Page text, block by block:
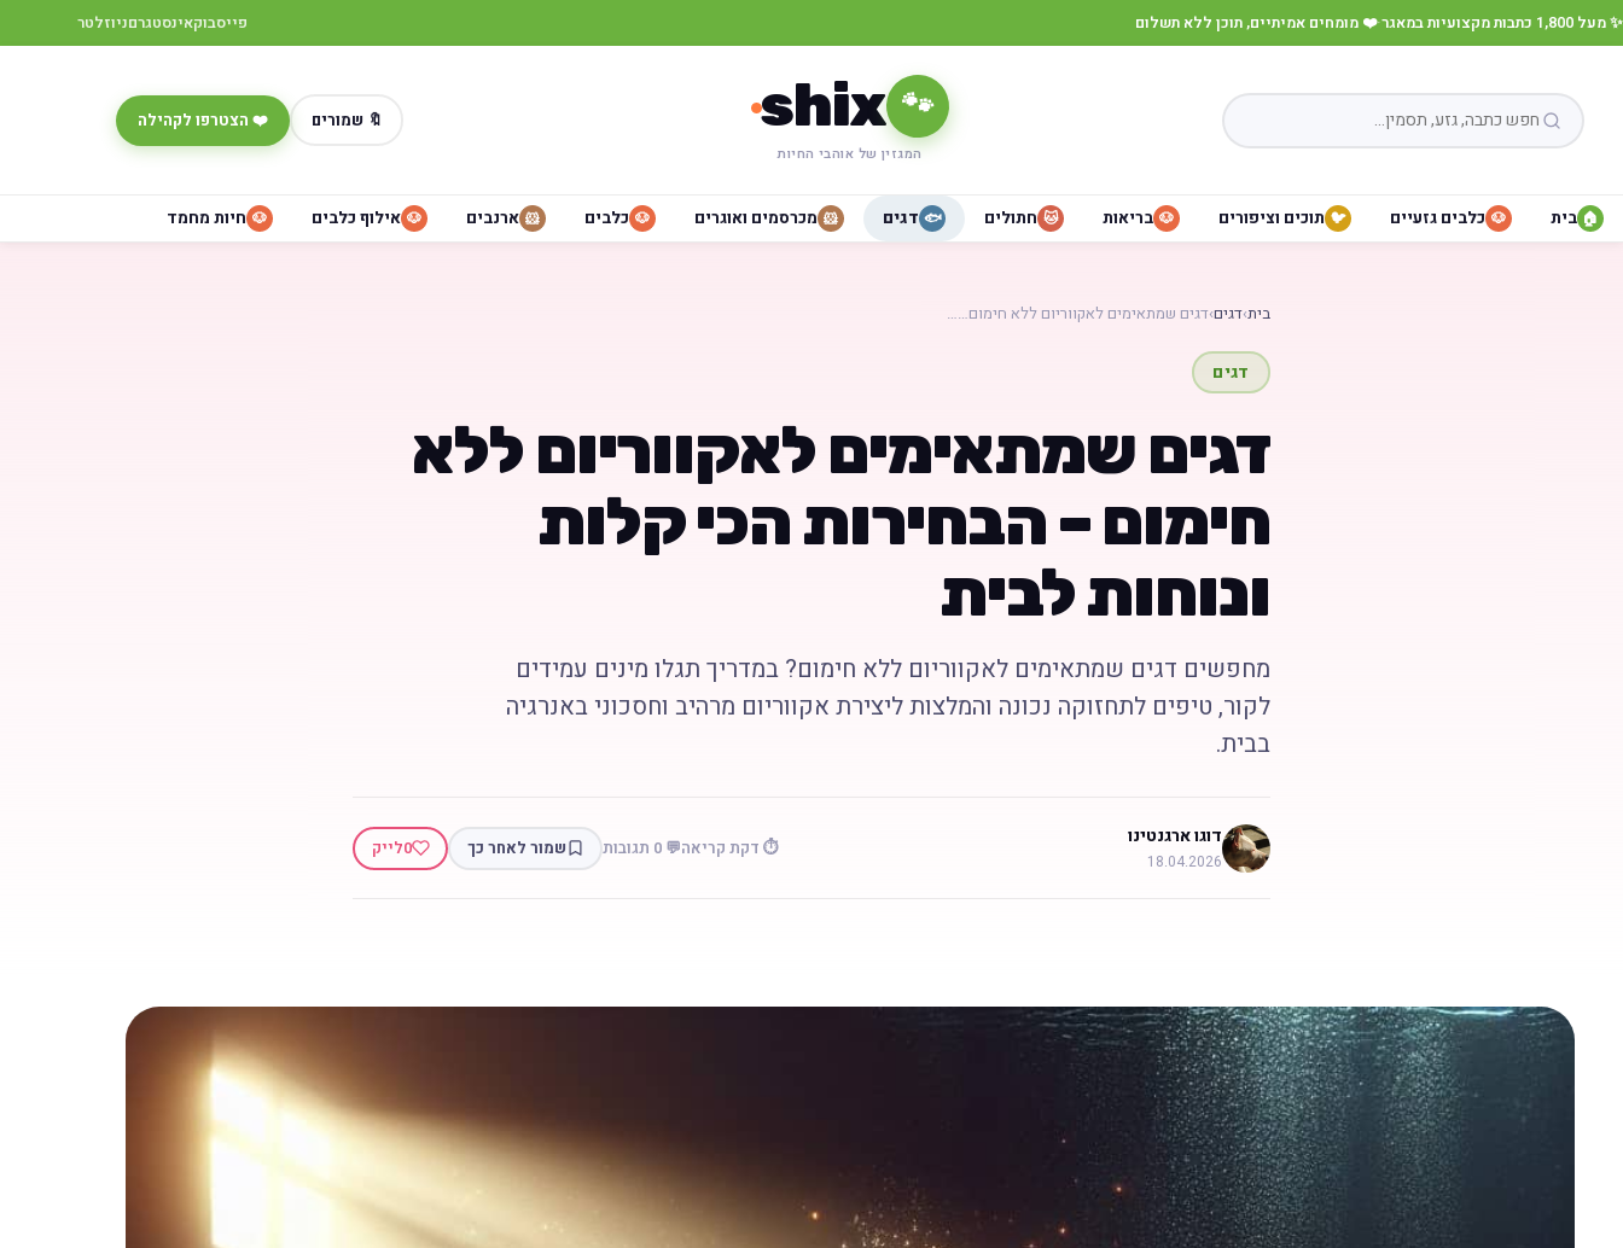
✨ מעל 1,800 כתבות מקצועיות במאגר ·❤️ מומחים אמיתיים, תוכן ללא תשלום פייסבוקאינסטגרםניוזלטר
🐾
shix
המגזין של אוהבי החיות
🔖 שמורים ❤️ הצטרפו לקהילה
🏠 בית 🐶 כלבים גזעיים 🐦 תוכים וציפורים 🐶 בריאות 🐱 חתולים 🐟 דגים 🐹 מכרסמים ואוגרים 🐶 כלבים 🐹 ארנבים 🐶 אילוף כלבים 🐶 חיות מחמד
בית›דגים›דגים שמתאימים לאקווריום ללא חימום……
דגים
דגים שמתאימים לאקווריום ללא
חימום – הבחירות הכי קלות
ונוחות לבית
מחפשים דגים שמתאימים לאקווריום ללא חימום? במדריך תגלו מינים עמידים
לקור, טיפים לתחזוקה נכונה והמלצות ליצירת אקווריום מרהיב וחסכוני באנרגיה
בבית.
דוגו ארגנטינו
18.04.2026
⏱️ דקת קריאה💬 0 תגובות שמור לאחר כך 0לייק